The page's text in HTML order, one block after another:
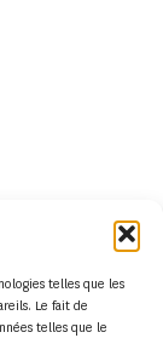
telles que les
Le fait de
telles que le